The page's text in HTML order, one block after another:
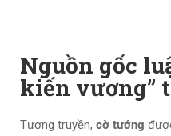
Nguồn gốc
kiến vương”
Tương truyền, cờ tướng